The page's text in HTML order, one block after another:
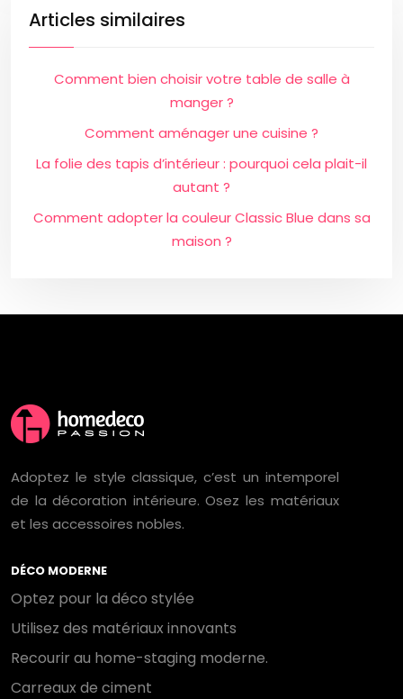
Articles similaires
Comment bien choisir votre table de salle à
manger ?
Comment aménager une cuisine ?
La folie des tapis d’intérieur : pourquoi cela plait-il
autant ?
Comment adopter la couleur Classic Blue dans sa
maison ?
Adoptez le style classique, c’est un intemporel
de la décoration intérieure. Osez les matériaux
et les accessoires nobles.
DÉCO MODERNE
Optez pour la déco stylée
Utilisez des matériaux innovants
Recourir au home-staging moderne.
Carreaux de ciment